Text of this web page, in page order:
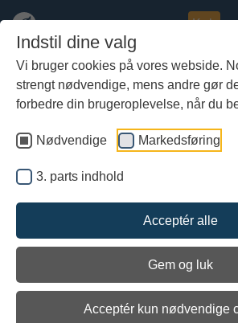
Indstil dine valg
Vi bruger cookies på vores webside.
strengt nødvendige, mens andre gør
forbedre din brugeroplevelse, når du
Nødvendige Markedsføring
3. parts indhold
Acceptér alle
Gem og luk
Acceptér kun nødvendige
indhold
Køb